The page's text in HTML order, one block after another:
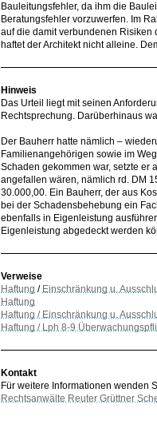
Bauleitungsfehler, da ihm die
Beratungsfehler vorzuwerfen. Im
auf die damit verbundenen Risiken
haftet der Architekt nicht alleine.
Hinweis
Das Urteil liegt mit seinen
Rechtsprechung. Darüberhinaus
Der Bauherr hatte nämlich –
Familienangehörigen sowie im
Schaden gekommen war, setzte er
angefallen wären, nämlich rd. DM
30.000,00. Ein Bauherr, der aus
bei der Schadensbehebung ein
ebenfalls in Eigenleistung
Eigenleistung abgedeckt werden
Verweise
Haftung / Einschränkung u.
Haftung
Haftung / Einschränkung u.
Haftung / Lph 8-9
Kontakt
Für weitere Informationen wenden
Rechtsanwälte Reuter Grüttner